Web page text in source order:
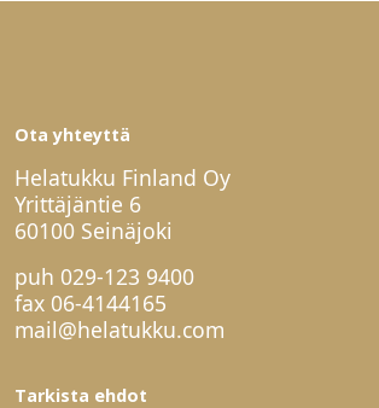
Ota yhteyttä
Helatukku Finland Oy
Yrittäjäntie 6
60100 Seinäjoki
puh 029-123 9400
fax 06-4144165
mail@helatukku.com
Tarkista ehdot